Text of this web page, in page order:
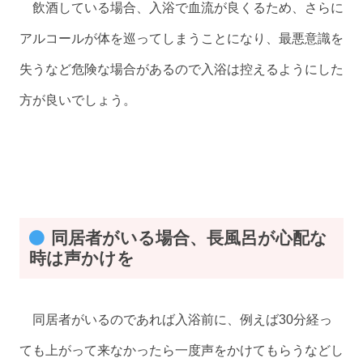
飲酒している場合、入浴で血流が良くるため、さらに
アルコールが体を巡ってしまうことになり、最悪意識を
失うなど危険な場合があるので入浴は控えるようにした
方が良いでしょう。
同居者がいる場合、長風呂が心配な
時は声かけを
同居者がいるのであれば入浴前に、例えば30分経っ
ても上がって来なかったら一度声をかけてもらうなどし